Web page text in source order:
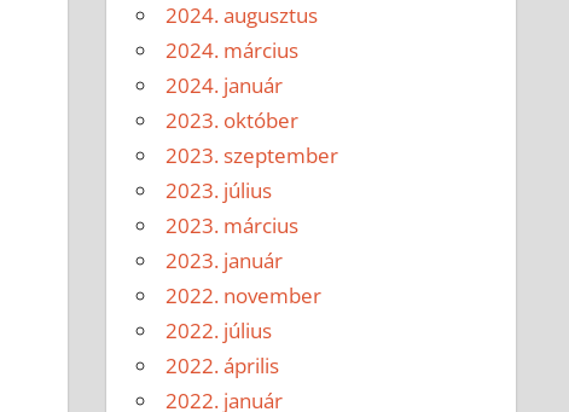
2024. augusztus
2024. március
2024. január
2023. október
2023. szeptember
2023. július
2023. március
2023. január
2022. november
2022. július
2022. április
2022. január